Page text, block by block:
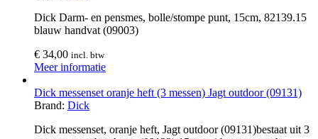
Dick Darm- en pensmes, bolle/stompe punt, 15cm, 82139.15
blauw handvat (09003)
€ 34,00 incl. btw
Meer informatie
Dick messenset oranje heft (3 messen) Jagt outdoor (09131)
Brand: Dick
Dick messenset, oranje heft, Jagt outdoor (09131)bestaat uit 3